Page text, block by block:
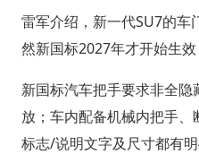
雷军介绍，新一代SU7的车
然新国标2027年才开始生效
新国标汽车把手要求非全
放；车内配备机械内把手
标志/说明文字及尺寸都有明